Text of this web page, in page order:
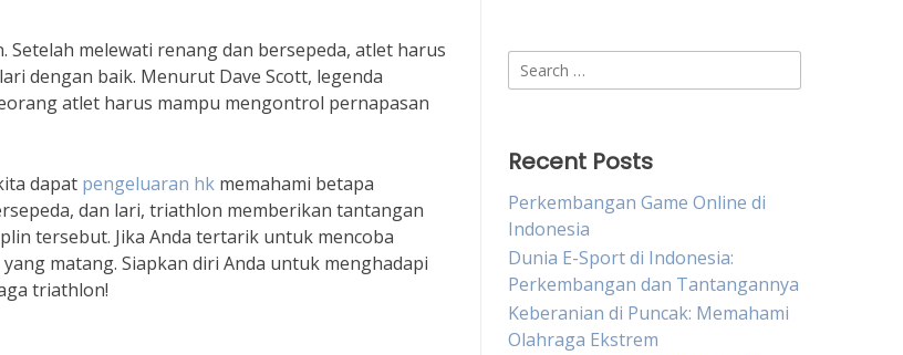
melewati renang dan bersepeda, atlet harus
dengan baik. Menurut Dave Scott, legenda
atlet harus mampu mengontrol pernapasan
dapat pengeluaran hk memahami betapa
dan lari, triathlon memberikan tantangan
tersebut. Jika Anda tertarik untuk mencoba
matang. Siapkan diri Anda untuk menghadapi
triathlon!
Search
for:
Recent Posts
Perkembangan Game Online di
Indonesia
Dunia E-Sport di Indonesia:
Perkembangan dan Tantangannya
Keberanian di Puncak: Memahami
Olahraga Ekstrem